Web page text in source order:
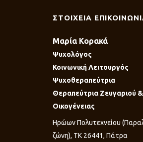
ΣΤΟΙΧΕΙΑ
Μαρία Κορακά
Ψυχολόγος
Κοινωνική Λειτουργός
Ψυχοθεραπεύτρια
Θεραπεύτρια Ζευγαριού &
Οικογένειας
Ηρώων Πολυτεχνείου
ζώνη), ΤΚ 26441, Πάτρα